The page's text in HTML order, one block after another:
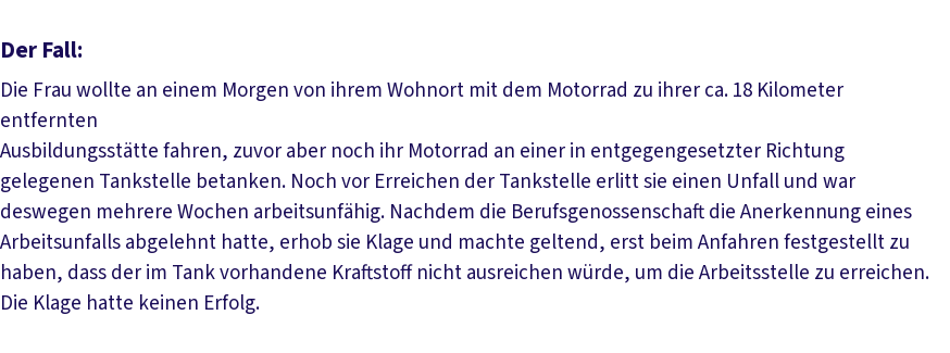
Der Fall:
Die Frau wollte an einem Morgen von ihrem Wohnort mit dem Motorrad zu ihrer ca. 18 Kilometer
entfernten
Ausbildungsstätte fahren, zuvor aber noch ihr Motorrad an einer in entgegengesetzter Richtung
gelegenen Tankstelle betanken. Noch vor Erreichen der Tankstelle erlitt sie einen Unfall und war
deswegen mehrere Wochen arbeitsunfähig. Nachdem die Berufsgenossenschaft die Anerkennung eines
Arbeitsunfalls abgelehnt hatte, erhob sie Klage und machte geltend, erst beim Anfahren festgestellt zu
haben, dass der im Tank vorhandene Kraftstoff nicht ausreichen würde, um die Arbeitsstelle zu erreichen.
Die Klage hatte keinen Erfolg.